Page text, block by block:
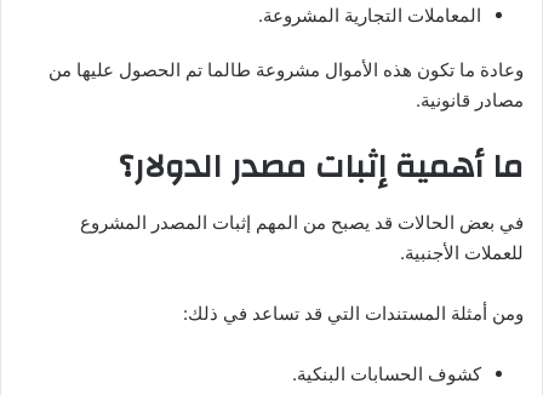
المعاملات التجارية المشروعة.
وعادة ما تكون هذه الأموال مشروعة طالما تم الحصول عليها من
مصادر قانونية.
ما أهمية إثبات مصدر الدولار؟
في بعض الحالات قد يصبح من المهم إثبات المصدر المشروع
للعملات الأجنبية.
ومن أمثلة المستندات التي قد تساعد في ذلك:
كشوف الحسابات البنكية.